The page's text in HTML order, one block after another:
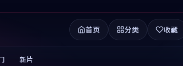
首页 分类 收藏
新片